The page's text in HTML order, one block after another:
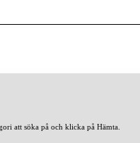
att söka på och klicka på Hämta.